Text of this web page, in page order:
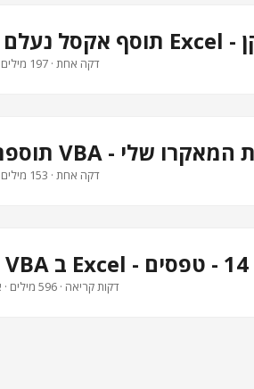
· דקה אחת · 197 מילים · איל ברדוגו
· דקה אחת · 153 מילים · איל ברדוגו
· 3 דקות קריאה · 596 מילים · איל ברדוגו